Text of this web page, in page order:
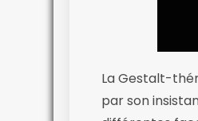
La Gestalt-
par son